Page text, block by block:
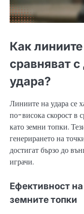
Как
сравняват
удара?
Линиите на удара се
по-висока скорост в
като земни топки.
генерирането на
достигат бързо до
играчи.
Ефективност
земните топки